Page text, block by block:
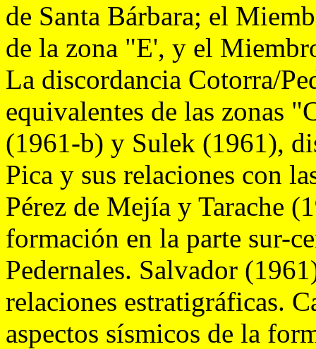
de Santa Bárbara; el
de la zona "E', y el
La discordancia Cotorra/
equivalentes de las zonas
(1961-b) y Sulek (1961),
Pica y sus relaciones con
Pérez de Mejía y Tarache
formación en la parte sur-
Pedernales. Salvador
relaciones estratigráficas.
aspectos sísmicos de la